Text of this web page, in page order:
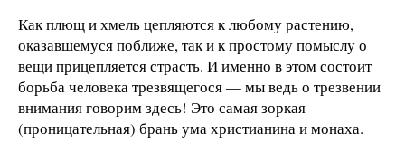
Как плющ и хмель цепляются к любому растению,
оказавшемуся поближе, так и к простому помыслу о
вещи прицепляется страсть. И именно в этом состоит
борьба человека трезвящегося — мы ведь о трезвении
внимания говорим здесь! Это самая зоркая
(проницательная) брань ума христианина и монаха.